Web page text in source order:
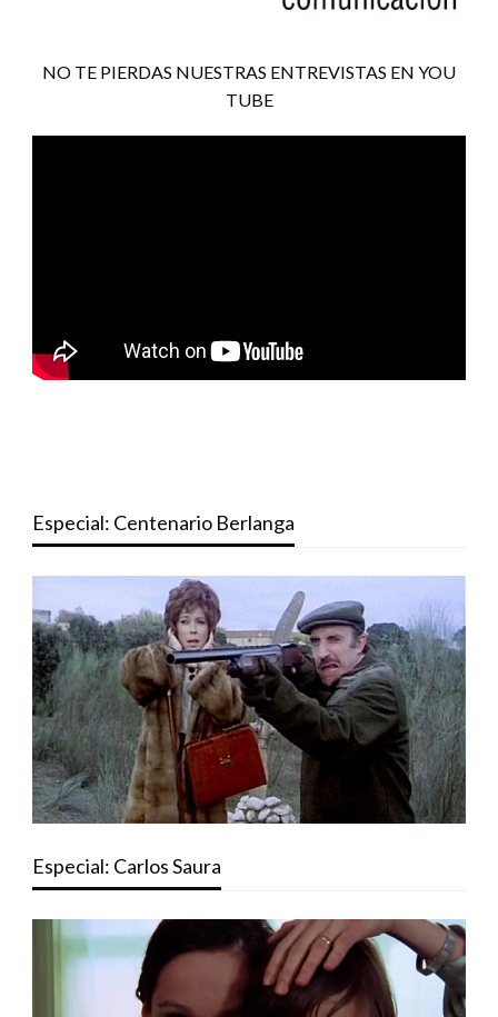
NO TE PIERDAS NUESTRAS ENTREVISTAS EN YOU
TUBE
Especial: Centenario Berlanga
Especial: Carlos Saura